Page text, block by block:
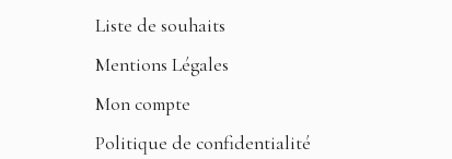
Liste de souhaits
Mentions Légales
Mon compte
Politique de confidentialité